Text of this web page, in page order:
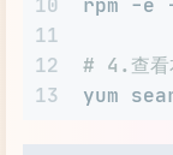
10
11
12
13
rpm -e
# 4.查看
yum